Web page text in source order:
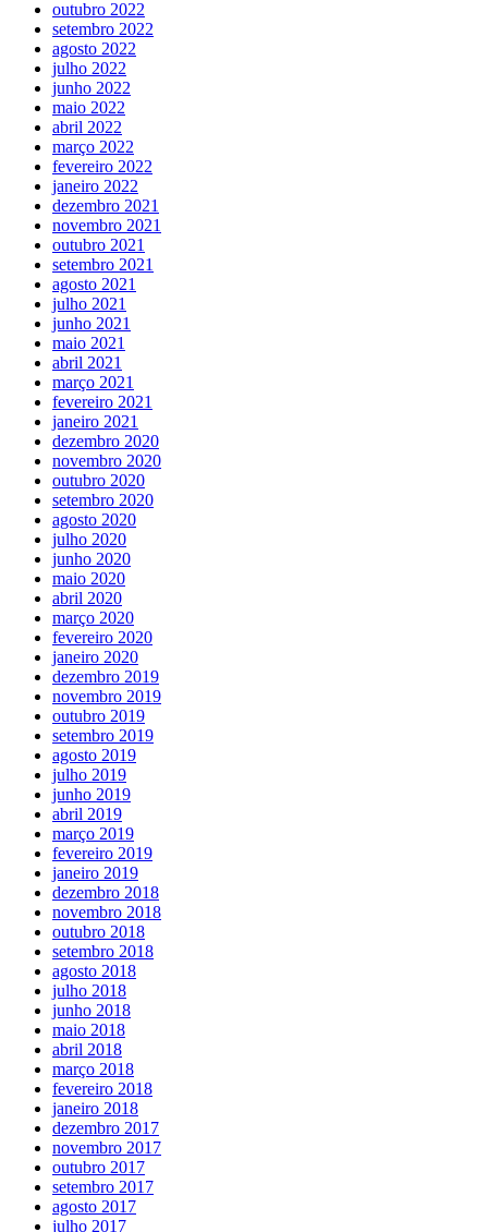
outubro 2022
setembro 2022
agosto 2022
julho 2022
junho 2022
maio 2022
abril 2022
março 2022
fevereiro 2022
janeiro 2022
dezembro 2021
novembro 2021
outubro 2021
setembro 2021
agosto 2021
julho 2021
junho 2021
maio 2021
abril 2021
março 2021
fevereiro 2021
janeiro 2021
dezembro 2020
novembro 2020
outubro 2020
setembro 2020
agosto 2020
julho 2020
junho 2020
maio 2020
abril 2020
março 2020
fevereiro 2020
janeiro 2020
dezembro 2019
novembro 2019
outubro 2019
setembro 2019
agosto 2019
julho 2019
junho 2019
abril 2019
março 2019
fevereiro 2019
janeiro 2019
dezembro 2018
novembro 2018
outubro 2018
setembro 2018
agosto 2018
julho 2018
junho 2018
maio 2018
abril 2018
março 2018
fevereiro 2018
janeiro 2018
dezembro 2017
novembro 2017
outubro 2017
setembro 2017
agosto 2017
julho 2017